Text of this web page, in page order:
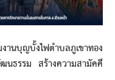
ญบั้งไฟตำบลภูเขาทอง
นธรรม สร้างความสามัคคี